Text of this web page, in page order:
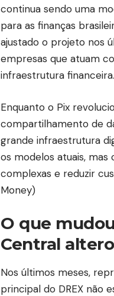
continua sendo uma
para as finanças
ajustado o projeto nos
empresas que atuam
infraestrutura financeira.
Enquanto o Pix
compartilhamento de
grande infraestrutura
os modelos atuais,
complexas e reduzir
Money)
O que
Central
Nos últimos meses,
principal do DREX não